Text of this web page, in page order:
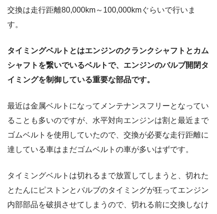
交換は走行距離80,000km～100,000kmぐらいで行いま
す。
タイミングベルトとはエンジンのクランクシャフトとカム
シャフトを繋いでいるベルトで、エンジンのバルブ開閉タ
イミングを制御している重要な部品です。
最近は金属ベルトになってメンテナンスフリーとなってい
ることも多いのですが、水平対向エンジンは割と最近まで
ゴムベルトを使用していたので、交換が必要な走行距離に
達している車はまだゴムベルトの車が多いはずです。
タイミングベルトは切れるまで放置してしまうと、切れた
とたんにピストンとバルブのタイミングが狂ってエンジン
内部部品を破損させてしまうので、切れる前に交換しなけ